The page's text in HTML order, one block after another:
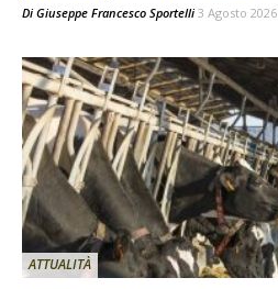
Di Giuseppe Francesco Sportelli 3 Agosto 2026
ATTUALITÀ